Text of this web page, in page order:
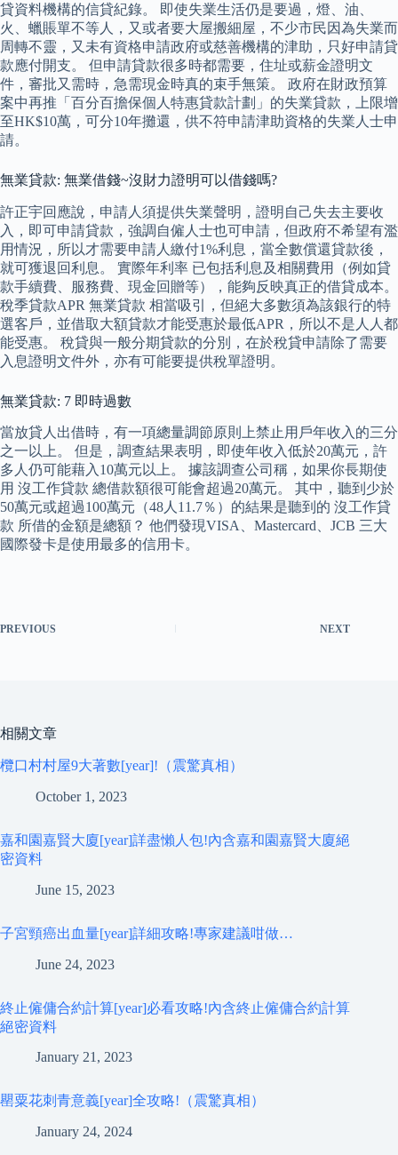
貸資料機構的信貸紀錄。 即使失業生活仍是要過，燈、油、
火、蠟賬單不等人，又或者要大屋搬細屋，不少市民因為失業而
周轉不靈，又未有資格申請政府或慈善機構的津助，只好申請貸
款應付開支。 但申請貸款很多時都需要，住址或薪金證明文
件，審批又需時，急需現金時真的束手無策。 政府在財政預算
案中再推「百分百擔保個人特惠貸款計劃」的失業貸款，上限增
至HK$10萬，可分10年攤還，供不符申請津助資格的失業人士申
請。
無業貸款: 無業借錢~沒財力證明可以借錢嗎?
許正宇回應說，申請人須提供失業聲明，證明自己失去主要收
入，即可申請貸款，強調自僱人士也可申請，但政府不希望有濫
用情況，所以才需要申請人繳付1%利息，當全數償還貸款後，
就可獲退回利息。 實際年利率 已包括利息及相關費用（例如貸
款手續費、服務費、現金回贈等），能夠反映真正的借貸成本。
稅季貸款APR 無業貸款 相當吸引，但絕大多數須為該銀行的特
選客戶，並借取大額貸款才能受惠於最低APR，所以不是人人都
能受惠。 稅貸與一般分期貸款的分別，在於稅貸申請除了需要
入息證明文件外，亦有可能要提供稅單證明。
無業貸款: 7 即時過數
當放貸人出借時，有一項總量調節原則上禁止用戶年收入的三分
之一以上。 但是，調查結果表明，即使年收入低於20萬元，許
多人仍可能藉入10萬元以上。 據該調查公司稱，如果你長期使
用 沒工作貸款 總借款額很可能會超過20萬元。 其中，聽到少於
50萬元或超過100萬元（48人11.7％）的結果是聽到的 沒工作貸
款 所借的金額是總額？ 他們發現VISA、Mastercard、JCB 三大
國際發卡是使用最多的信用卡。
PREVIOUS NEXT
相關文章
欖口村村屋9大著數[year]!（震驚真相）
October 1, 2023
嘉和園嘉賢大廈[year]詳盡懶人包!內含嘉和園嘉賢大廈絕
密資料
June 15, 2023
子宮頸癌出血量[year]詳細攻略!專家建議咁做…
June 24, 2023
終止僱傭合約計算[year]必看攻略!內含終止僱傭合約計算
絕密資料
January 21, 2023
罌粟花刺青意義[year]全攻略!（震驚真相）
January 24, 2024